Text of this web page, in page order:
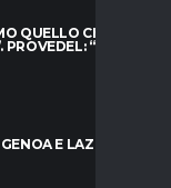
QUELLO CHE
“MESE
E LAZIO,